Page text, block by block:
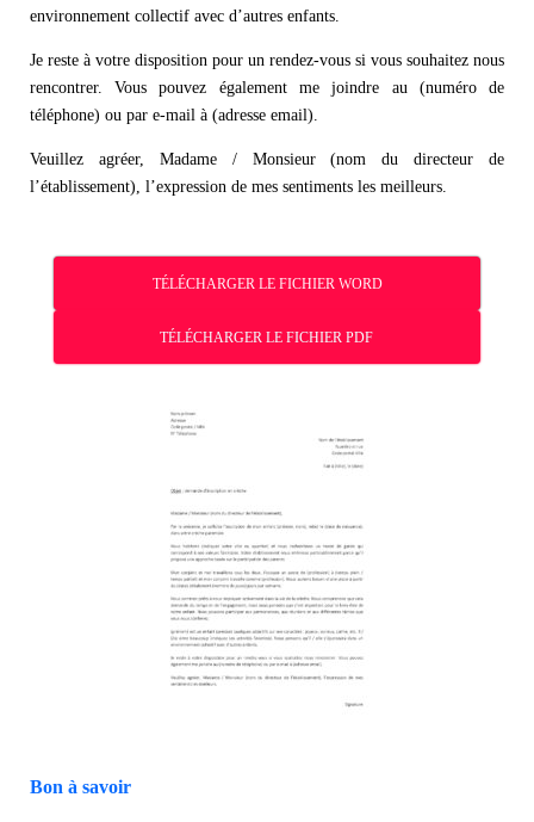
environnement collectif avec d’autres enfants.
Je reste à votre disposition pour un rendez-vous si vous souhaitez nous
rencontrer. Vous pouvez également me joindre au (numéro de
téléphone) ou par e-mail à (adresse email).
Veuillez agréer, Madame / Monsieur (nom du directeur de
l’établissement), l’expression de mes sentiments les meilleurs.
TÉLÉCHARGER LE FICHIER WORD
TÉLÉCHARGER LE FICHIER PDF
Bon à savoir